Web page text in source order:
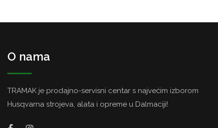
O nama
TRAMAK je prodajno-servisni centar s najvećim izborom
Husqvarna strojeva, alata i opreme u Dalmaciji!